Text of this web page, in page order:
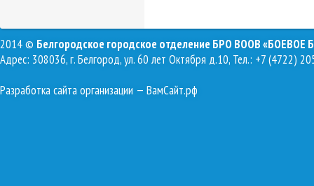
2014 © Белгородское городское отделение БРО ВООВ «БОЕВОЕ
Адрес: 308036, г. Белгород, ул. 60 лет Октября д.10, Тел.: +7 (4722)
Разработка сайта организации — ВамСайт.рф